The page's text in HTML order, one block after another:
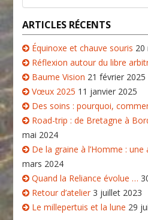
ARTICLES RÉCENTS
Équinoxe et chauve souris 20
Réflexion autour du libre
Baume Vision 21 février 2025
Vœux 2025 11 janvier 2025
Des soins : pourquoi,
Road-trip : de Bretagne à
mai 2024
De la graine à l’Homme :
mars 2024
Quand la Reliance évolue …
Retour d’atelier 3 juillet 2023
Le millepertuis et la lune 29